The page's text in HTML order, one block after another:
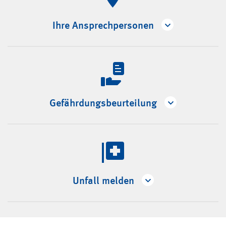
Ihre Ansprechpersonen
Gefährdungsbeurteilung
Unfall melden